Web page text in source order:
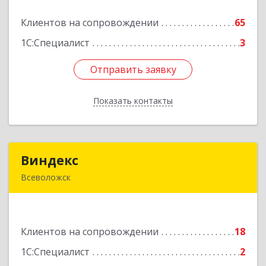
Клиентов на сопровождении
65
1С:Специалист
3
Отправить заявку
Показать контакты
Подробнее
Отправить заявку
Назад
Виндекс
Всеволожск
Клиентов на сопровождении
18
1С:Специалист
2
Подробнее